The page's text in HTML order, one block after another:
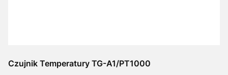
Czujnik Temperatury TG-A1/PT1000